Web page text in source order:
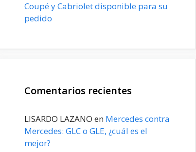
Coupé y Cabriolet disponible para su
pedido
Comentarios recientes
LISARDO LAZANO en Mercedes contra
Mercedes: GLC o GLE, ¿cuál es el
mejor?